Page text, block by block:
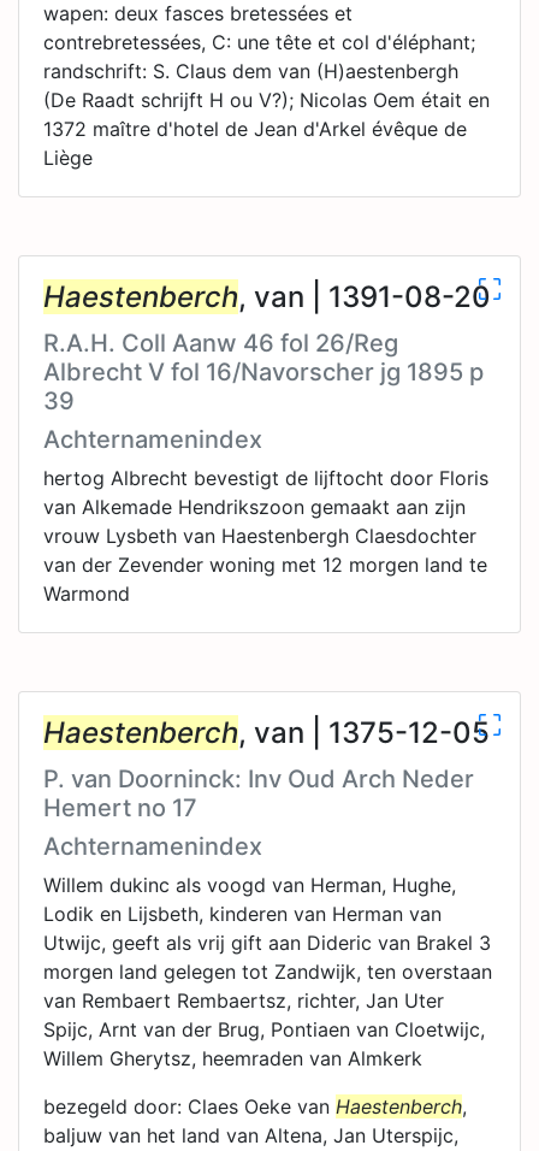
wapen: deux fasces bretessées et
contrebretessées, C: une tête et col d'éléphant;
randschrift: S. Claus dem van (H)aestenbergh
(De Raadt schrijft H ou V?); Nicolas Oem était en
1372 maître d'hotel de Jean d'Arkel évêque de
Liège
Haestenberch, van | 1391-08-20
R.A.H. Coll Aanw 46 fol 26/Reg
Albrecht V fol 16/Navorscher jg 1895 p
39
Achternamenindex
hertog Albrecht bevestigt de lijftocht door Floris
van Alkemade Hendrikszoon gemaakt aan zijn
vrouw Lysbeth van Haestenbergh Claesdochter
van der Zevender woning met 12 morgen land te
Warmond
Haestenberch, van | 1375-12-05
P. van Doorninck: Inv Oud Arch Neder
Hemert no 17
Achternamenindex
Willem dukinc als voogd van Herman, Hughe,
Lodik en Lijsbeth, kinderen van Herman van
Utwijc, geeft als vrij gift aan Dideric van Brakel 3
morgen land gelegen tot Zandwijk, ten overstaan
van Rembaert Rembaertsz, richter, Jan Uter
Spijc, Arnt van der Brug, Pontiaen van Cloetwijc,
Willem Gherytsz, heemraden van Almkerk
bezegeld door: Claes Oeke van Haestenberch,
baljuw van het land van Altena, Jan Uterspijc,